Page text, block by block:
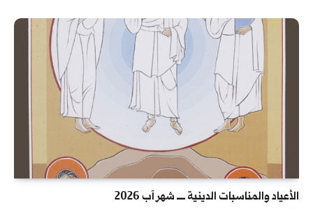
الأعياد والمناسبات الدينية ــــ شهر آب 2026